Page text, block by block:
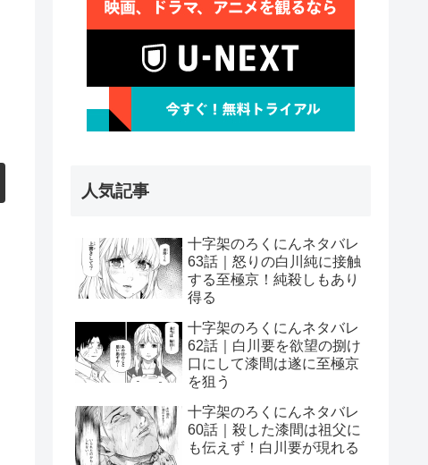
人気記事
十字架のろくにんネタバレ
63話｜怒りの白川純に接触
する至極京！純殺しもあり
得る
十字架のろくにんネタバレ
62話｜白川要を欲望の捌け
口にして漆間は遂に至極京
を狙う
十字架のろくにんネタバレ
60話｜殺した漆間は祖父に
も伝えず！白川要が現れる